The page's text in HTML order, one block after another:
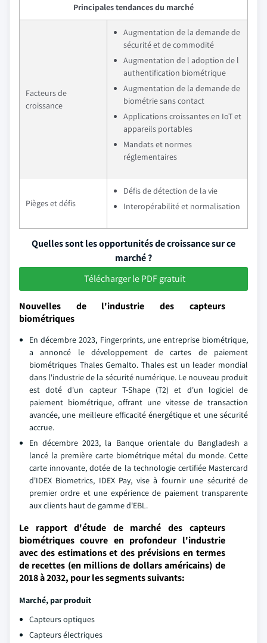
Principales tendances du marché
Facteurs de
croissance
Augmentation de la demande de
sécurité et de commodité
Augmentation de l adoption de l
authentification biométrique
Augmentation de la demande de
biométrie sans contact
Applications croissantes en IoT et
appareils portables
Mandats et normes
réglementaires
Pièges et défis
Défis de détection de la vie
Interopérabilité et normalisation
Quelles sont les opportunités de croissance sur ce
marché ?
Télécharger le PDF gratuit
Nouvelles de l'industrie des capteurs
biométriques
En décembre 2023, Fingerprints, une entreprise biométrique,
a annoncé le développement de cartes de paiement
biométriques Thales Gemalto. Thales est un leader mondial
dans l'industrie de la sécurité numérique. Le nouveau produit
est doté d'un capteur T-Shape (T2) et d'un logiciel de
paiement biométrique, offrant une vitesse de transaction
avancée, une meilleure efficacité énergétique et une sécurité
accrue.
En décembre 2023, la Banque orientale du Bangladesh a
lancé la première carte biométrique métal du monde. Cette
carte innovante, dotée de la technologie certifiée Mastercard
d'IDEX Biometrics, IDEX Pay, vise à fournir une sécurité de
premier ordre et une expérience de paiement transparente
aux clients haut de gamme d'EBL.
Le rapport d'étude de marché des capteurs
biométriques couvre en profondeur l'industrie
avec des estimations et des prévisions en termes
de recettes (en millions de dollars américains) de
2018 à 2032, pour les segments suivants:
Marché, par produit
Capteurs optiques
Capteurs électriques